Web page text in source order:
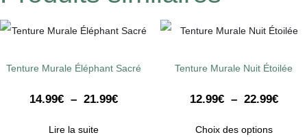
Tenture Murale Éléphant Sacré
14.99€ – 21.99€
Lire la suite
Tenture Murale Nuit Étoilée
12.99€ – 22.99€
Choix des options